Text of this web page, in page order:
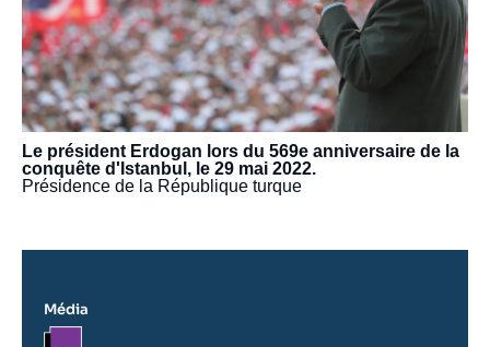
Le président Erdogan lors du 569e anniversaire de la
conquête d'Istanbul, le 29 mai 2022.
Présidence de la République turque
Média
Logo